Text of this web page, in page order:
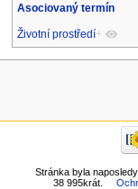
Asociovaný termín
Životní prostředí+
Stránka byla
38 995krát.